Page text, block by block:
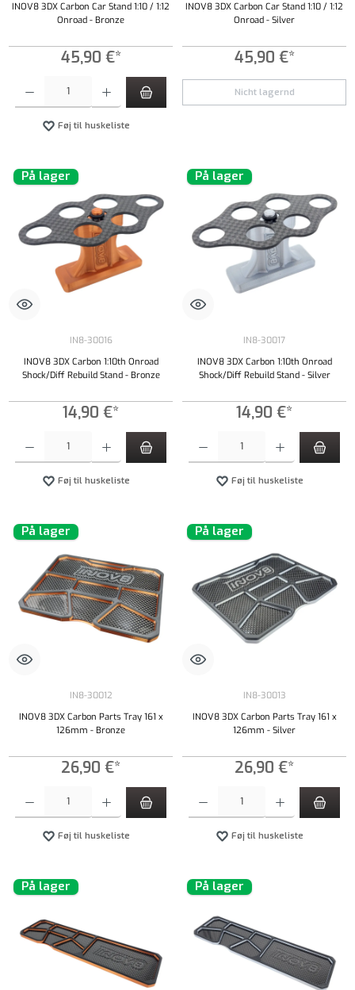
INOV8 3DX Carbon Car Stand 1:10 / 1:12
Onroad - Bronze
45,90 €*
Produktmængde: Indtast det ønskede beløb, eller brug knapperne til at øge eller formindske
Føj til huskeliste
INOV8 3DX Carbon Car Stand 1:10 / 1:12
Onroad - Silver
45,90 €*
Nicht lagernd
På lager
IN8-30016
INOV8 3DX Carbon 1:10th Onroad
Shock/Diff Rebuild Stand - Bronze
14,90 €*
Føj til huskeliste
På lager
IN8-30017
INOV8 3DX Carbon 1:10th Onroad
Shock/Diff Rebuild Stand - Silver
14,90 €*
Føj til huskeliste
På lager
IN8-30012
INOV8 3DX Carbon Parts Tray 161 x
126mm - Bronze
26,90 €*
Føj til huskeliste
På lager
IN8-30013
INOV8 3DX Carbon Parts Tray 161 x
126mm - Silver
26,90 €*
Føj til huskeliste
På lager På lager